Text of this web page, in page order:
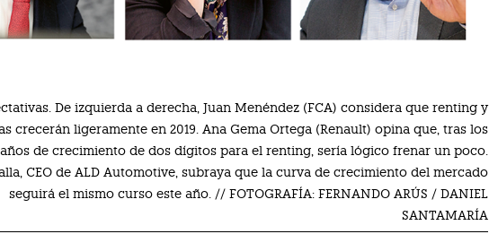
De izquierda a derecha, Juan Menéndez (FCA) considera que renting y
crecerán ligeramente en 2019. Ana Gema Ortega (Renault) opina que, tras los
de crecimiento de dos dígitos para el renting, sería lógico frenar un poco.
CEO de ALD Automotive, subraya que la curva de crecimiento del mercado
seguirá el mismo curso este año. // FOTOGRAFÍA: FERNANDO ARÚS / DANIEL
SANTAMARÍA